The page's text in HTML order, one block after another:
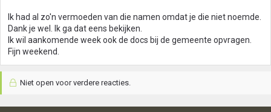
Ik had al zo'n vermoeden van die namen omdat je die niet noemde.
Dank je wel. Ik ga dat eens bekijken.
Ik wil aankomende week ook de docs bij de gemeente opvragen.
Fijn weekend.
Niet open voor verdere reacties.